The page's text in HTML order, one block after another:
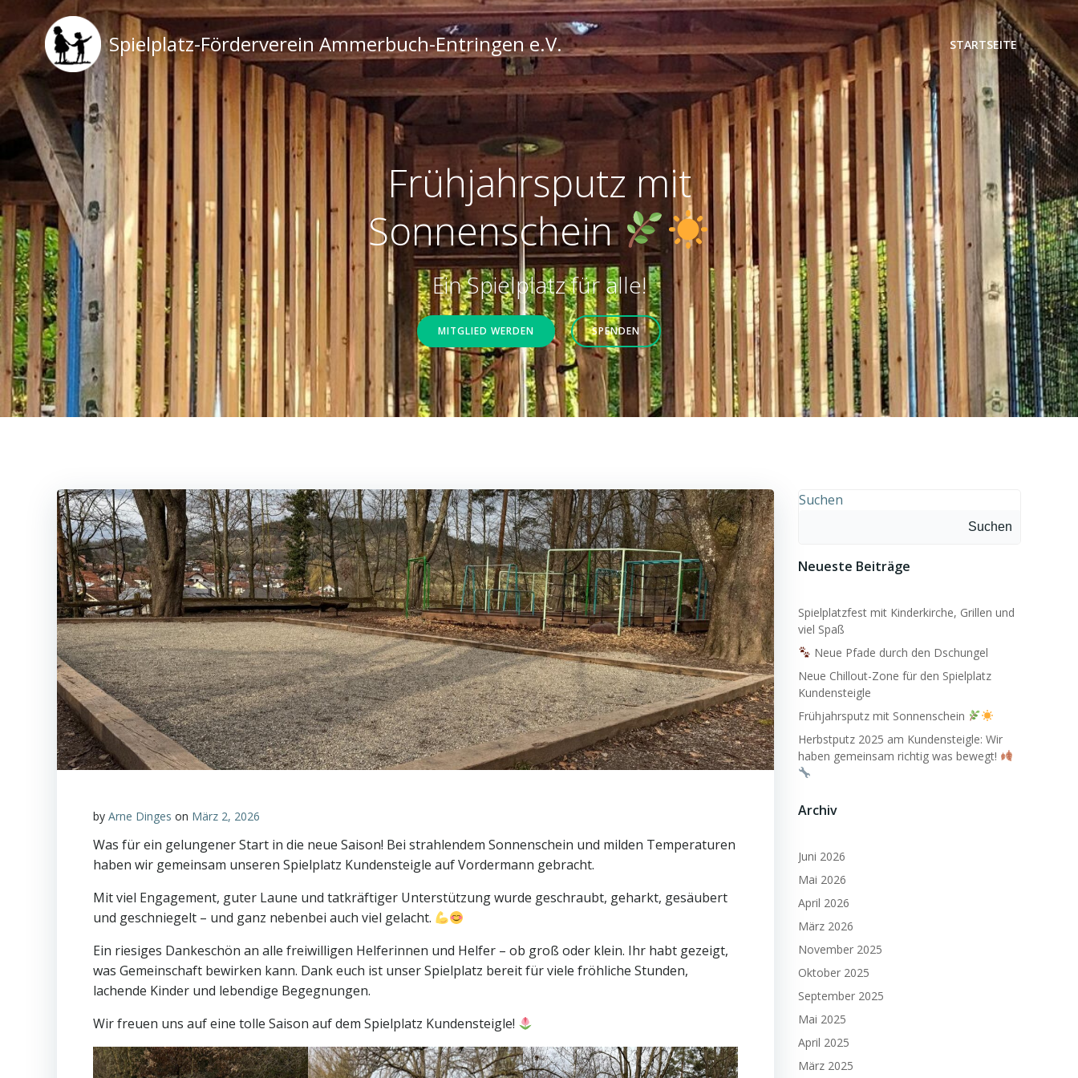
Inhalt
springen
Spielplatz-Förderverein Ammerbuch-Entringen e.V. STARTSEITE
Frühjahrsputz mit
Sonnenschein
Ein Spielplatz für alle!
MITGLIED WERDEN SPENDEN
by Arne Dinges on März 2, 2026
Was für ein gelungener Start in die neue Saison! Bei strahlendem Sonnenschein und milden Temperaturen
haben wir gemeinsam unseren Spielplatz Kundensteigle auf Vordermann gebracht.
Mit viel Engagement, guter Laune und tatkräftiger Unterstützung wurde geschraubt, geharkt, gesäubert
und geschniegelt – und ganz nebenbei auch viel gelacht.
Ein riesiges Dankeschön an alle freiwilligen Helferinnen und Helfer – ob groß oder klein. Ihr habt gezeigt,
was Gemeinschaft bewirken kann. Dank euch ist unser Spielplatz bereit für viele fröhliche Stunden,
lachende Kinder und lebendige Begegnungen.
Wir freuen uns auf eine tolle Saison auf dem Spielplatz Kundensteigle!
Suchen
Suchen
Neueste Beiträge
Spielplatzfest mit Kinderkirche, Grillen und
viel Spaß
Neue Pfade durch den Dschungel
Neue Chillout-Zone für den Spielplatz
Kundensteigle
Frühjahrsputz mit Sonnenschein
Herbstputz 2025 am Kundensteigle: Wir
haben gemeinsam richtig was bewegt!
Archiv
Juni 2026
Mai 2026
April 2026
März 2026
November 2025
Oktober 2025
September 2025
Mai 2025
April 2025
März 2025